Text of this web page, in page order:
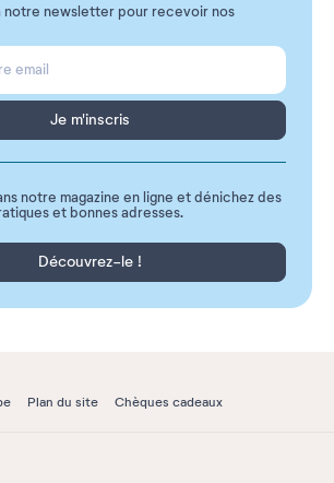
notre newsletter pour recevoir nos
Je m'inscris
notre magazine en ligne et dénichez des
et bonnes adresses.
Découvrez-le !
Plan du site Chèques cadeaux